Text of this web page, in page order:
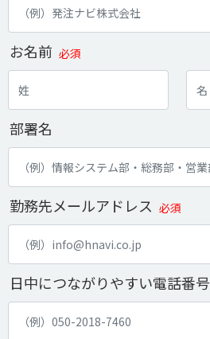
お名前 必須
部署名
勤務先メールアドレス 必須
日中につながりやすい電話番号